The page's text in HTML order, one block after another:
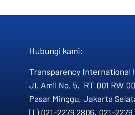
Hubungi kami​:
Transparency International
Jl. Amil No. 5, RT 001 RW
Pasar Minggu, Jakarta
(T) 021-2279 2806, 021-2279